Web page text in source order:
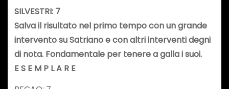
SILVESTRI: 7
Salva il risultato nel primo tempo con un grande
intervento su Satriano e con altri interventi degni
di nota. Fondamentale per tenere a galla i suoi.
E S E M P L A R E